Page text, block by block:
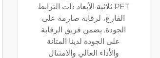
PET ثلاثية الأبعاد ذات الترابط
الفارغ، لرقابة صارمة على
الجودة. يضمن فريق الرقابة
على الجودة لدينا المتانة
والأداء العالي والامتثال